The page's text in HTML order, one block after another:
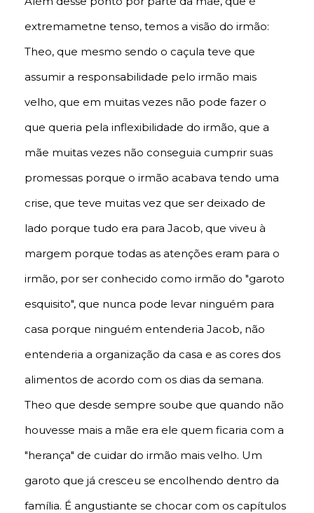
extremametne tenso, temos a visão do irmão:
Theo, que mesmo sendo o caçula teve que
assumir a responsabilidade pelo irmão mais
velho, que em muitas vezes não pode fazer o
que queria pela inflexibilidade do irmão, que a
mãe muitas vezes não conseguia cumprir suas
promessas porque o irmão acabava tendo uma
crise, que teve muitas vez que ser deixado de
lado porque tudo era para Jacob, que viveu à
margem porque todas as atenções eram para o
irmão, por ser conhecido como irmão do "garoto
esquisito", que nunca pode levar ninguém para
casa porque ninguém entenderia Jacob, não
entenderia a organização da casa e as cores dos
alimentos de acordo com os dias da semana.
Theo que desde sempre soube que quando não
houvesse mais a mãe era ele quem ficaria com a
"herança" de cuidar do irmão mais velho. Um
garoto que já cresceu se encolhendo dentro da
família. É angustiante se chocar com os capítulos